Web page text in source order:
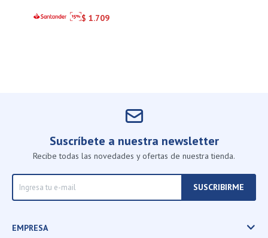
$ 1.709
Suscríbete a nuestra newsletter
Recibe todas las novedades y ofertas de nuestra tienda.
SUSCRIBIRME
EMPRESA